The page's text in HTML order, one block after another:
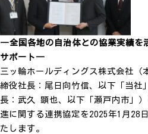
―全国各地の自治体との協業実績を
サポート―
三ッ輪ホールディングス株式会社（
締役社長：尾日向竹信、以下「当社
長：武久 顕也、以下「瀬戸内市」
進に関する連携協定を2025年1月28
たします。